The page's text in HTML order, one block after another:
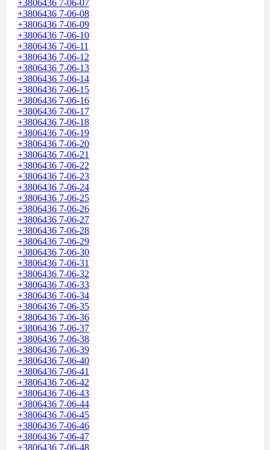
+3806436 7-06-07
+3806436 7-06-08
+3806436 7-06-09
+3806436 7-06-10
+3806436 7-06-11
+3806436 7-06-12
+3806436 7-06-13
+3806436 7-06-14
+3806436 7-06-15
+3806436 7-06-16
+3806436 7-06-17
+3806436 7-06-18
+3806436 7-06-19
+3806436 7-06-20
+3806436 7-06-21
+3806436 7-06-22
+3806436 7-06-23
+3806436 7-06-24
+3806436 7-06-25
+3806436 7-06-26
+3806436 7-06-27
+3806436 7-06-28
+3806436 7-06-29
+3806436 7-06-30
+3806436 7-06-31
+3806436 7-06-32
+3806436 7-06-33
+3806436 7-06-34
+3806436 7-06-35
+3806436 7-06-36
+3806436 7-06-37
+3806436 7-06-38
+3806436 7-06-39
+3806436 7-06-40
+3806436 7-06-41
+3806436 7-06-42
+3806436 7-06-43
+3806436 7-06-44
+3806436 7-06-45
+3806436 7-06-46
+3806436 7-06-47
+3806436 7-06-48